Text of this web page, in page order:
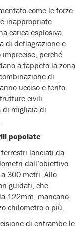
come le forze
inappropriate
carica esplosiva
di deflagrazione e
perché
a tappeto la zona
di
ucciso e ferito
civili
di migliaia di
popolate
lanciati da
dall’obiettivo
300 metri. Allo
guidati, che
122mm, mancano
chilometro o più.
di entrambe le